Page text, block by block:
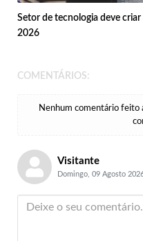
Setor de tecnologia deve criar
2026
COMENTÁRIOS:
Nenhum comentário feito
Visitante
Domingo, 09 Agosto